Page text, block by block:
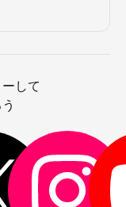
して